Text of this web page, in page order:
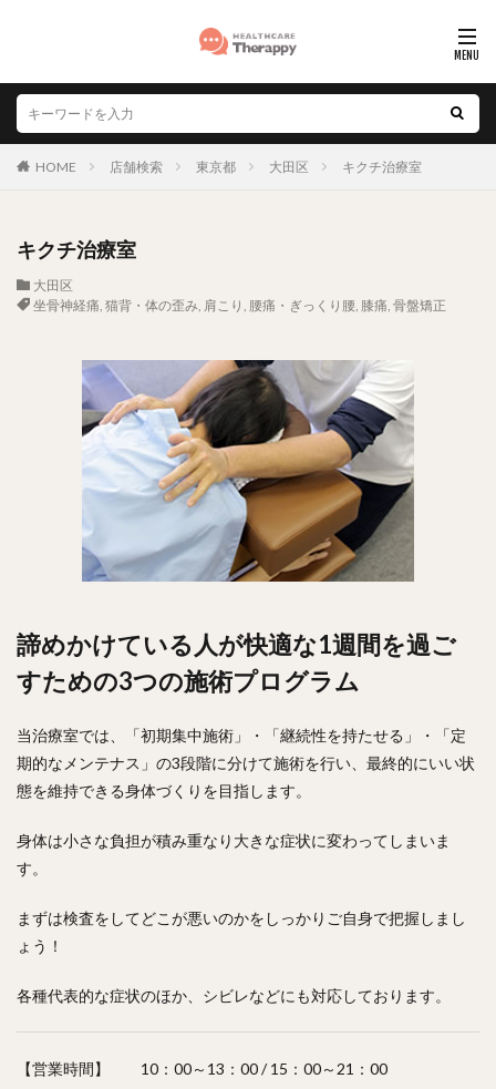
HOME 店舗検索 東京都 大田区 キクチ治療室
キクチ治療室
大田区
坐骨神経痛, 猫背・体の歪み, 肩こり , 腰痛・ぎっくり腰, 膝痛, 骨盤矯正
諦めかけている人が快適な1週間を過ご
すための3つの施術プログラム
当治療室では、「初期集中施術」・「継続性を持たせる」・「定
期的なメンテナス」の3段階に分けて施術を行い、最終的にいい状
態を維持できる身体づくりを目指します。
身体は小さな負担が積み重なり大きな症状に変わってしまいま
す。
まずは検査をしてどこが悪いのかをしっかりご自身で把握しまし
ょう！
各種代表的な症状のほか、シビレなどにも対応しております。
【営業時間】 10：00～13：00 / 15：00～21：00